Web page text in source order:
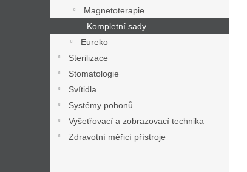
Magnetoterapie
Kompletní sady
Eureko
Sterilizace
Stomatologie
Svítidla
Systémy pohonů
Vyšetřovací a zobrazovací technika
Zdravotní měřicí přístroje